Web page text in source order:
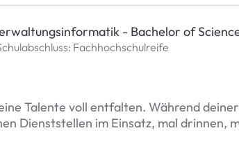
- Bachelor of
Fachhochschulreife
Talente voll entfalten. Während
Dienststellen im Einsatz, mal drinnen,